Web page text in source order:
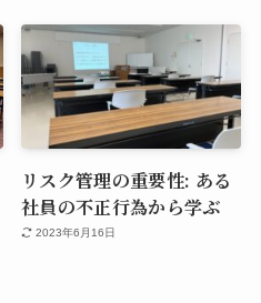
リスク管理の重要性: ある
社員の不正行為から学ぶ
2023年6月16日